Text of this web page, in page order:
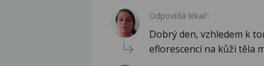
Odpovídá lékař:
Dobrý den, vzhledem k
eflorescencí na kůži těla